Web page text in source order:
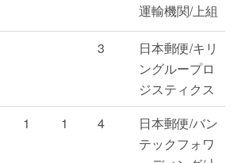
運輸機関/上組
3
日本郵便/キリ
ングループロ
ジスティクス
1 1 4
日本郵便/バン
テックフォワ